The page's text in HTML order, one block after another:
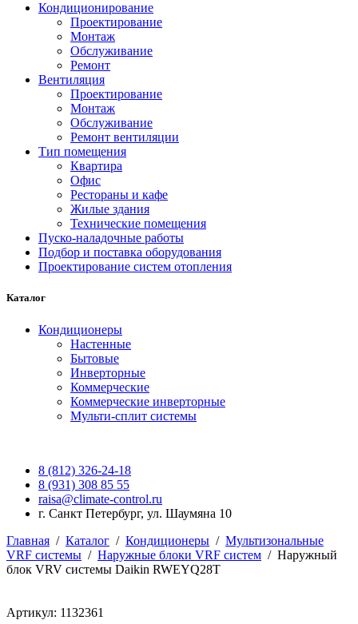
Кондиционирование
Проектирование
Монтаж
Обслуживание
Ремонт
Вентиляция
Проектирование
Монтаж
Обслуживание
Ремонт вентиляции
Тип помещения
Квартира
Офис
Рестораны и кафе
Жилые здания
Технические помещения
Пуско-наладочные работы
Подбор и поставка оборудования
Проектирование систем отопления
Каталог
Кондиционеры
Настенные
Бытовые
Инверторные
Коммерческие
Коммерческие инверторные
Мульти-сплит системы
8 (812) 326-24-18
8 (931) 308 85 55
raisa@climate-control.ru
г. Санкт Петербург, ул. Шаумяна 10
Главная / Каталог / Кондиционеры / Мультизональные
VRF системы / Наружные блоки VRF систем / Наружный
блок VRV системы Daikin RWEYQ28T
Артикул: 1132361